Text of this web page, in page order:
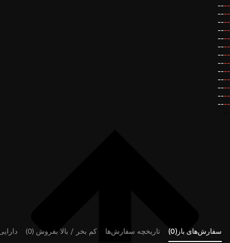
--
--
--
--
--
--
--
--
--
--
--
--
--
--
--
--
--
--
--
--
--
--
--
--
--
--
سفارش‌های باز(0) تاریخچه سفارش‌ها کم بخر / بالا بفروش (0)